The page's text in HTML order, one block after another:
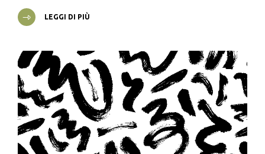
LEGGI DI PIÙ